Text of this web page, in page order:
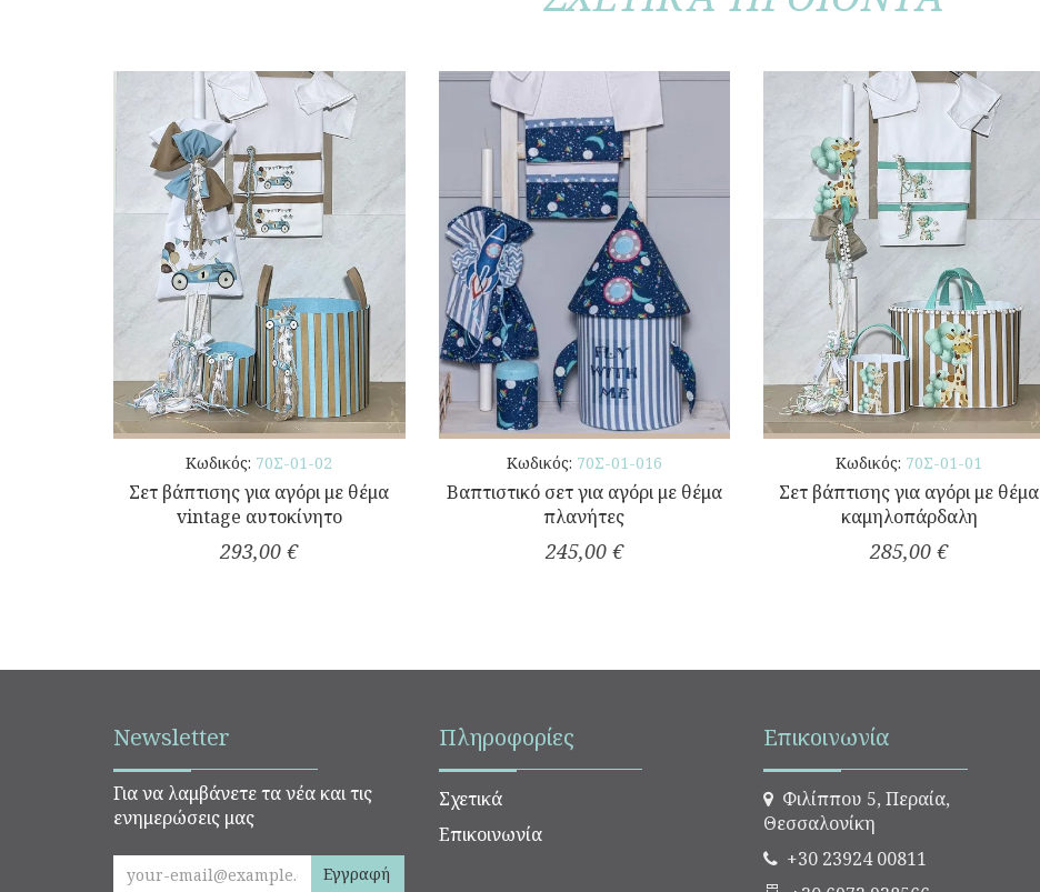
Κωδικός: 70Σ-01-02
Σετ βάπτισης για αγόρι με θέμα
vintage αυτοκίνητο
293,00 €
Κωδικός: 70Σ-01-016
Βαπτιστικό σετ για αγόρι με θέμα
πλανήτες
245,00 €
Κωδικός: 70Σ-01-01
Σετ βάπτισης για αγόρι με θέμα
καμηλοπάρδαλη
285,00 €
Newsletter
Για να λαμβάνετε τα νέα και τις
ενημερώσεις μας
Εγγραφή
Πληροφορίες
Σχετικά
Επικοινωνία
Επικοινωνία
Φιλίππου 5, Περαία,
Θεσσαλονίκη
+30 23924 00811